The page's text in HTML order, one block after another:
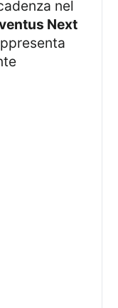
nel
Next